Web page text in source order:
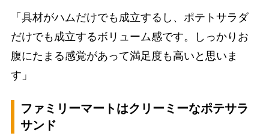
「具材がハムだけでも成立するし、ポテトサラダ
だけでも成立するボリューム感です。しっかりお
腹にたまる感覚があって満足度も高いと思いま
す」
ファミリーマートはクリーミーなポテサラ
サンド